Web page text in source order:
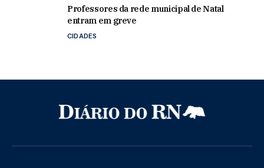
Professores da rede municipal de Natal
entram em greve
CIDADES